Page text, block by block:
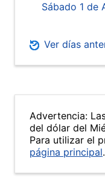
Sábado 1 de
Ver días
Advertencia:
del dólar del
Para utilizar el
página principal.